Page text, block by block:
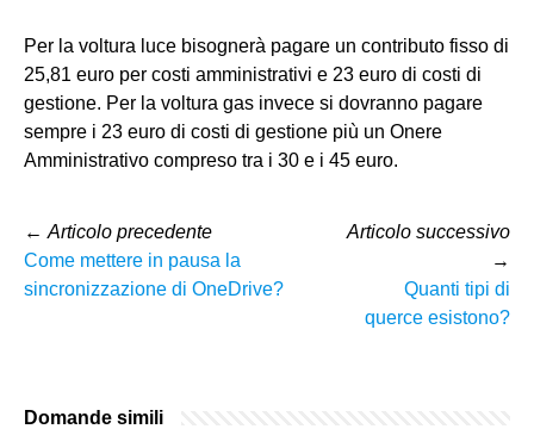
Per la voltura luce bisognerà pagare un contributo fisso di
25,81 euro per costi amministrativi e 23 euro di costi di
gestione. Per la voltura gas invece si dovranno pagare
sempre i 23 euro di costi di gestione più un Onere
Amministrativo compreso tra i 30 e i 45 euro.
← Articolo precedente
Come mettere in pausa la
sincronizzazione di OneDrive?
Articolo successivo
→
Quanti tipi di
querce esistono?
Domande simili